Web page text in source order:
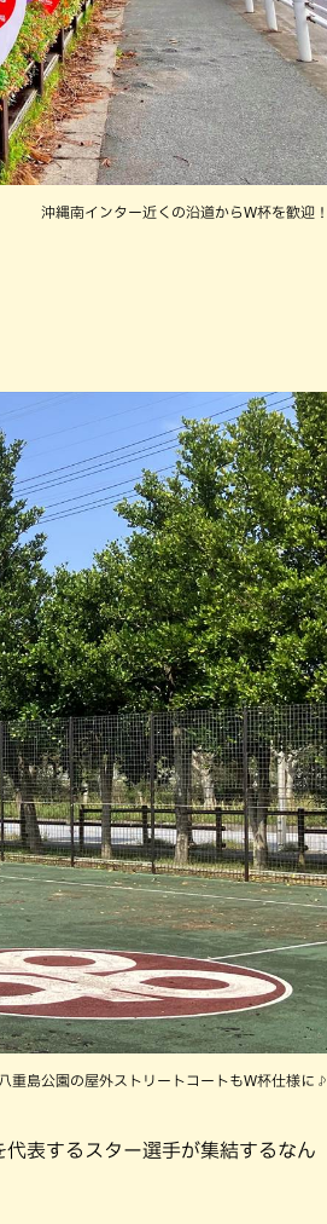
沖縄南インター近くの沿道からW杯を歓迎！
重島公園の屋外ストリートコートもW杯仕様に♪
表するスター選手が集結するなん